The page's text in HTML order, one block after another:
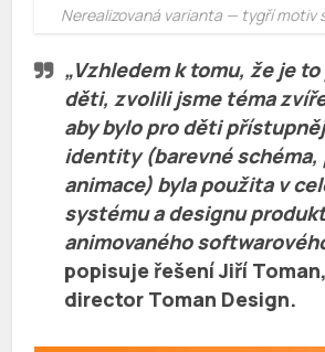
Nerealizovaná varianta — tygří motiv
„Vzhledem k tomu, že je
děti, zvolili jsme téma
aby bylo pro děti
identity (barevné schéma,
animace) byla použita v
systému a designu
animovaného
popisuje řešeníJiří Toman
director Toman Design.